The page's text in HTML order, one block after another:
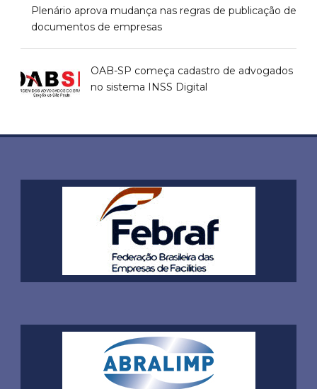
Plenário aprova mudança nas regras de publicação de
documentos de empresas
OAB-SP começa cadastro de advogados
no sistema INSS Digital